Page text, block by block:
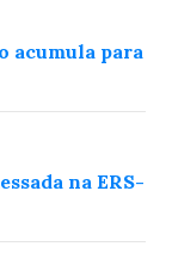
acumula para
na ERS-